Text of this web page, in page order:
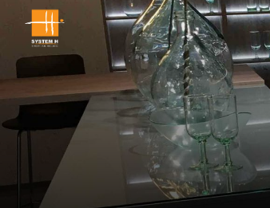
Panneau de gestion des cookies